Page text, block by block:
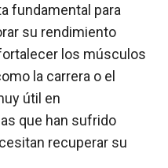
fundamental para
su rendimiento
los músculos
la carrera o el
útil en
que han sufrido
recuperar su